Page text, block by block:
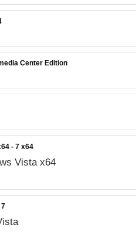
Center Edition
- 7 x64
Vista x64
7